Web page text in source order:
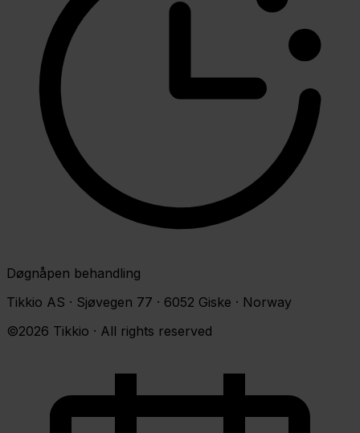
Døgnåpen behandling
Tikkio AS · Sjøvegen 77 · 6052 Giske · Norway
©2026 Tikkio · All rights reserved